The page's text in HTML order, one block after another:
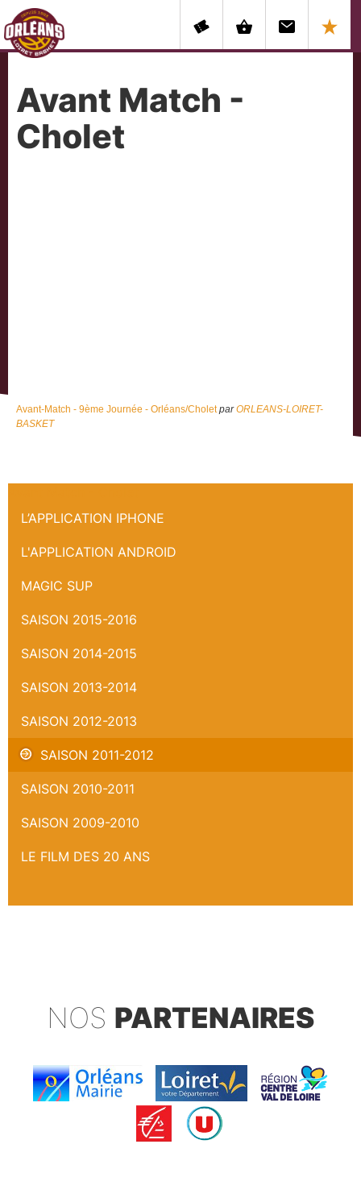
Avant Match -
Cholet
Avant-Match - 9ème Journée - Orléans/Cholet parORLEANS-LOIRET-
BASKET
L’APPLICATION IPHONE
L'APPLICATION ANDROID
MAGIC SUP
SAISON 2015-2016
SAISON 2014-2015
SAISON 2013-2014
SAISON 2012-2013
SAISON 2011-2012
SAISON 2010-2011
SAISON 2009-2010
LE FILM DES 20 ANS
NOS PARTENAIRES